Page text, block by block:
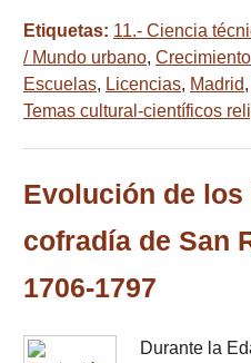
Etiquetas: 11.- Ciencia
/ Mundo urbano,
Escuelas, Licencias, Madrid,
Temas cultural-científicos
Evolución de
cofradía de San
1706-1797
Durante la